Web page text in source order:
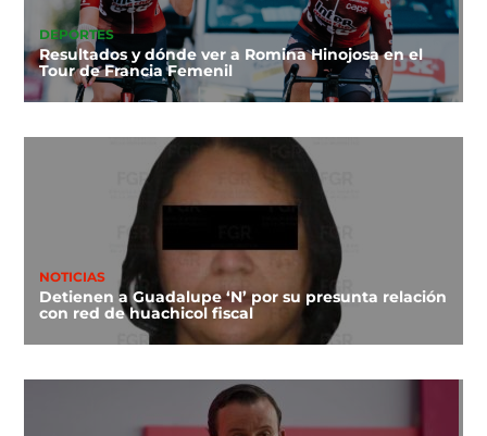
DEPORTES
Resultados y dónde ver a Romina Hinojosa en el
Tour de Francia Femenil
NOTICIAS
Detienen a Guadalupe ‘N’ por su presunta relación
con red de huachicol fiscal